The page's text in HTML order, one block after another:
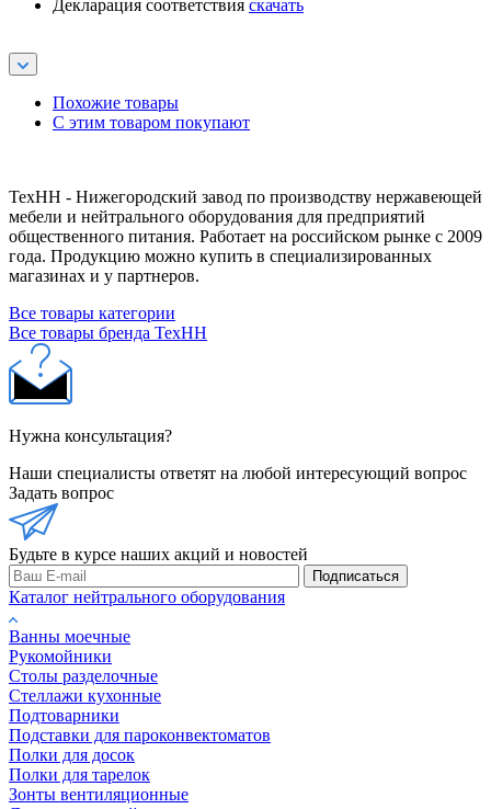
Декларация соответствия скачать
Похожие товары
С этим товаром покупают
ТехНН - Нижегородский завод по производству нержавеющей
мебели и нейтрального оборудования для предприятий
общественного питания. Работает на российском рынке с 2009
года. Продукцию можно купить в специализированных
магазинах и у партнеров.
Все товары категории
Все товары бренда ТехНН
Нужна консультация?
Наши специалисты ответят на любой интересующий вопрос
Задать вопрос
Будьте в курсе наших акций и новостей
Подписаться
Каталог нейтрального оборудования
Ванны моечные
Рукомойники
Столы разделочные
Стеллажи кухонные
Подтоварники
Подставки для пароконвектоматов
Полки для досок
Полки для тарелок
Зонты вентиляционные